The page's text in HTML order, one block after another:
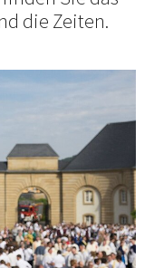
die Zeiten.